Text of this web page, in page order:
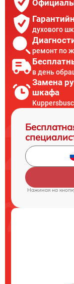
духового
ремонт по
в день
Замена
шкафа
Нажимая на